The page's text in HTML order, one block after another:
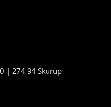
| 274 94 Skurup